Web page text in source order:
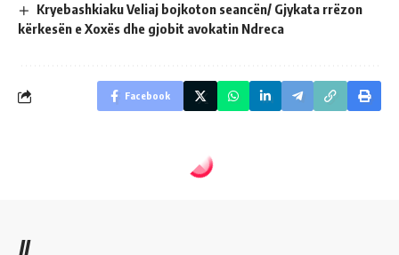
Kryebashkiaku Veliaj bojkoton seancën/ Gjykata rrëzon
kërkesën e Xoxës dhe gjobit avokatin Ndreca
Facebook